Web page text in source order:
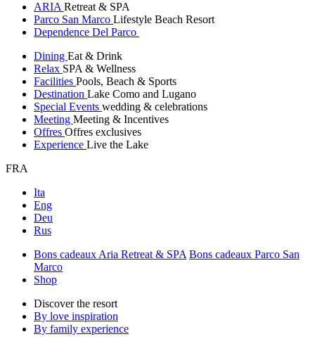
ARIA Retreat & SPA
Parco San Marco Lifestyle Beach Resort
Dependence Del Parco
Dining Eat & Drink
Relax SPA & Wellness
Facilities Pools, Beach & Sports
Destination Lake Como and Lugano
Special Events wedding & celebrations
Meeting Meeting & Incentives
Offres Offres exclusives
Experience Live the Lake
FRA
Ita
Eng
Deu
Rus
Bons cadeaux Aria Retreat & SPA Bons cadeaux Parco San
Marco
Shop
Discover the resort
By love inspiration
By family experience